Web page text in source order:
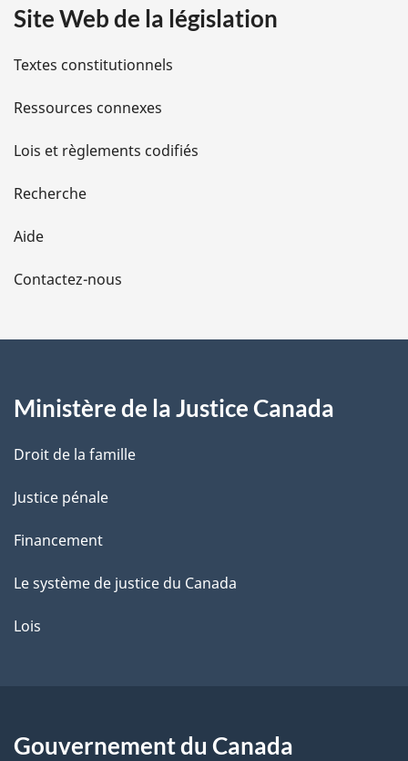
consommation
et
à
de
consommation
et
des
connexes
i
l
s
d
e
l
a
e
Site Web de la législation
Textes constitutionnels
Ressources connexes
Lois et règlements codifiés
Recherche
Aide
Contactez-nous
Ministère de la Justice Canada
Droit de la famille
Justice pénale
Financement
Le système de justice du Canada
Lois
Gouvernement du Canada